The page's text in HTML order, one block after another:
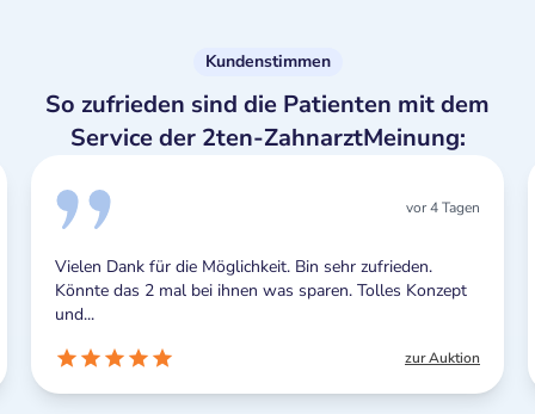
Kundenstimmen
So zufrieden sind die Patienten mit dem
Service der 2ten-ZahnarztMeinung:
vor 4 Tagen
Vielen Dank für die Möglichkeit. Bin sehr zufrieden.
Könnte das 2 mal bei ihnen was sparen. Tolles Konzept
und...
zur Auktion